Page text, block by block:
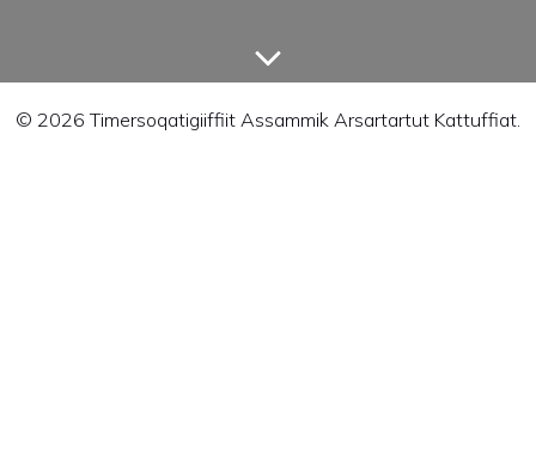
© 2026 Timersoqatigiiffiit Assammik Arsartartut Kattuffiat.